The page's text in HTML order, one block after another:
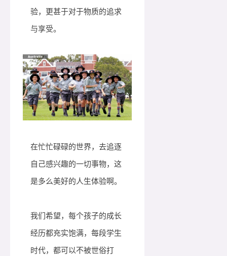
验，更甚于对于物质的追求
与享受。
在忙忙碌碌的世界，去追逐
自己感兴趣的一切事物，这
是多么美好的人生体验啊。
我们希望，每个孩子的成长
经历都充实饱满，每段学生
时代，都可以不被世俗打